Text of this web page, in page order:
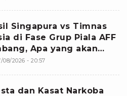
Singapura vs Timnas
di Fase Grup Piala AFF
Apa yang akan
08/2026 - 20:57
dan Kasat Narkoba